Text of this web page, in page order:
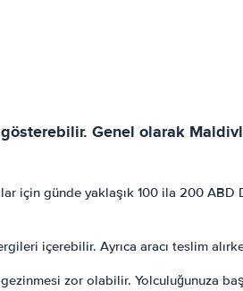
Genel olarak
için günde yaklaşık 100 ila 200 ABD
içerebilir. Ayrıca aracı teslim
zor olabilir. Yolculuğunuza